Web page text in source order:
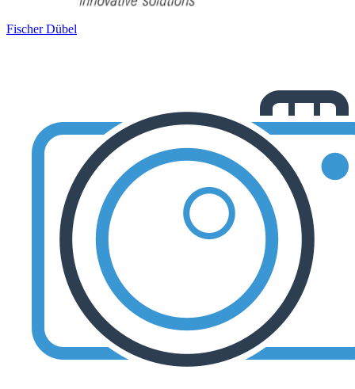
Fischer Dübel